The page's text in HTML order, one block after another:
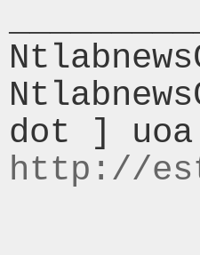
http://